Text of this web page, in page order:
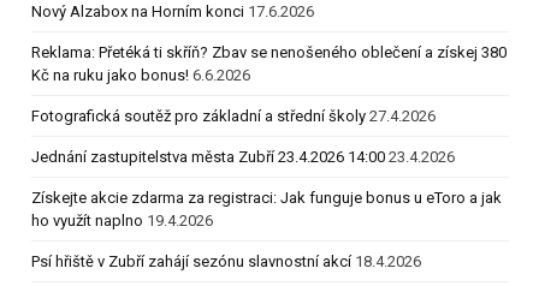
Nový Alzabox na Horním konci 17.6.2026
Reklama: Přetéká ti skříň? Zbav se nenošeného oblečení a získej 380
Kč na ruku jako bonus! 6.6.2026
Fotografická soutěž pro základní a střední školy 27.4.2026
Jednání zastupitelstva města Zubří 23.4.2026 14:00 23.4.2026
Získejte akcie zdarma za registraci: Jak funguje bonus u eToro a jak
ho využít naplno 19.4.2026
Psí hřiště v Zubří zahájí sezónu slavnostní akcí 18.4.2026